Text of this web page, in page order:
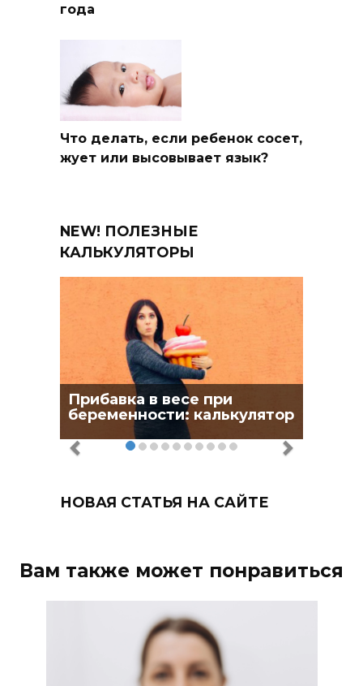
года
Что делать, если ребенок сосет,
жует или высовывает язык?
NEW! ПОЛЕЗНЫЕ
КАЛЬКУЛЯТОРЫ
Прибавка в весе при
беременности: калькулятор
НОВАЯ СТАТЬЯ НА САЙТЕ
Вам также может понравиться